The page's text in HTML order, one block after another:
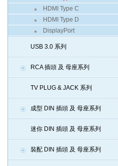
HDMI Type C
HDMI Type D
DisplayPort
USB 3.0 系列
RCA 插頭 及 母座系列
TV PLUG & JACK 系列
成型 DIN 插頭 及 母座系列
迷你 DIN 插頭 及 母座系列
裝配 DIN 插頭 及 母座系列